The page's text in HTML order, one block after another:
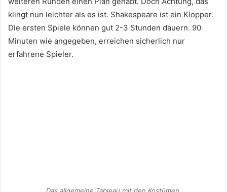
klingt nun leichter als es ist. Shakespeare ist ein Klopper.
Die ersten Spiele können gut 2-3 Stunden dauern. 90
Minuten wie angegeben, erreichen sicherlich nur
erfahrene Spieler.